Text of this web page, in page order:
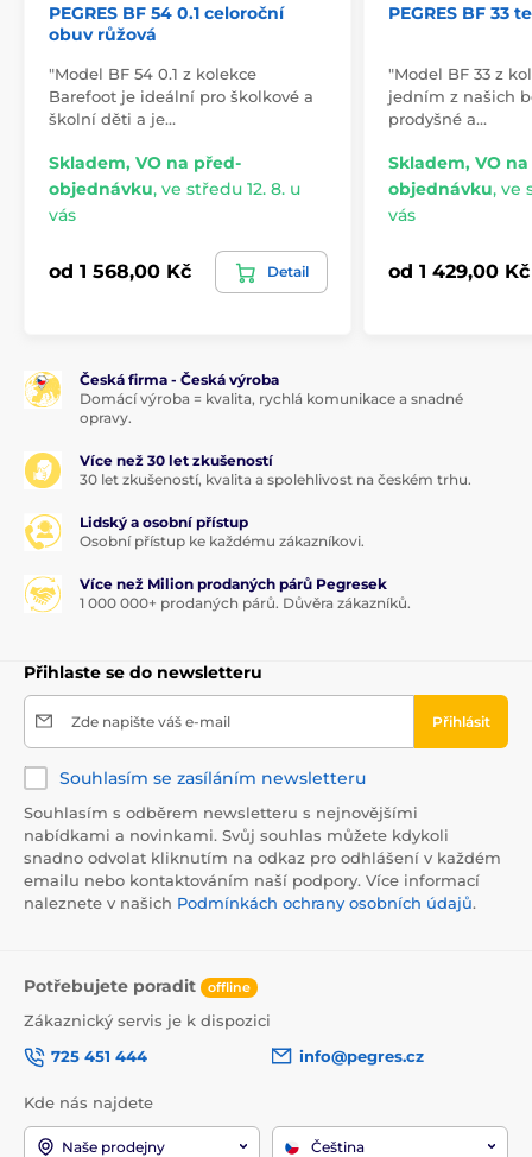
PEGRES BF 54 0.1 celoroční
obuv růžová
"Model BF 54 0.1 z kolekce
Barefoot je ideální pro školkové a
školní děti a je…
Skladem, VO na před-
objednávku, ve středu 12. 8. u
vás
od 1 568,00 Kč Detail
PEGRES BF 33
"Model BF 33 z
jedním z našich
prodyšné a…
Skladem, VO
objednávku, ve
vás
od 1 429,00 Kč
Česká firma - Česká výroba
Domácí výroba = kvalita, rychlá komunikace a snadné
opravy.
Více než 30 let zkušeností
30 let zkušeností, kvalita a spolehlivost na českém trhu.
Lidský a osobní přístup
Osobní přístup ke každému zákazníkovi.
Více než Milion prodaných párů Pegresek
1 000 000+ prodaných párů. Důvěra zákazníků.
Přihlaste se do newsletteru
Zde napište váš e-mail Přihlásit
Souhlasím se zasíláním newsletteru
Souhlasím s odběrem newsletteru s nejnovějšími
nabídkami a novinkami. Svůj souhlas můžete kdykoli
snadno odvolat kliknutím na odkaz pro odhlášení v každém
emailu nebo kontaktováním naší podpory. Více informací
naleznete v našich Podmínkách ochrany osobních údajů.
Potřebujete poradit offline
Zákaznický servis je k dispozici
725 451 444
info@pegres.cz
Kde nás najdete
Naše prodejny Čeština